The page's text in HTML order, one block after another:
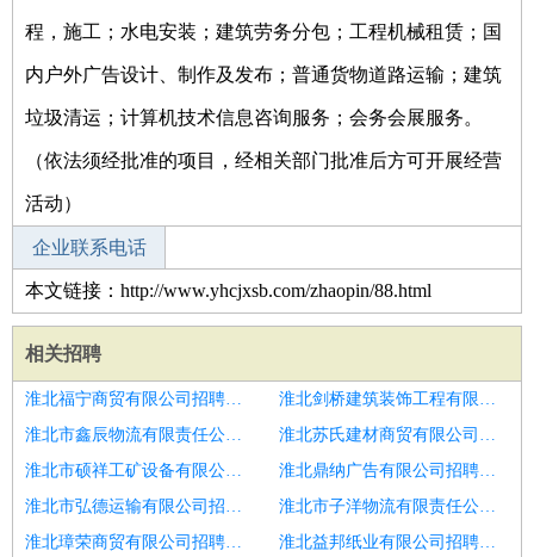
程，施工；水电安装；建筑劳务分包；工程机械租赁；国
内户外广告设计、制作及发布；普通货物道路运输；建筑
垃圾清运；计算机技术信息咨询服务；会务会展服务。
（依法须经批准的项目，经相关部门批准后方可开展经营
活动）
企业联系电话
本文链接：http://www.yhcjxsb.com/zhaopin/88.html
相关招聘
淮北福宁商贸有限公司招聘电话销售
淮北剑桥建筑装饰工程有限公司招聘高薪诚聘电话销售
淮北市鑫辰物流有限责任公司招聘电话销售
淮北苏氏建材商贸有限公司招聘电话销售
淮北市硕祥工矿设备有限公司招聘电话销售
淮北鼎纳广告有限公司招聘电话销售
淮北市弘德运输有限公司招聘电话销售
淮北市子洋物流有限责任公司招聘电话销售
淮北璋荣商贸有限公司招聘电话销售
淮北益邦纸业有限公司招聘电话销售